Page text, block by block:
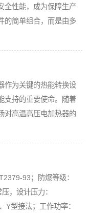
全性能，成为保障生产
的简单组合，而是由多
作为关键的热能转换设
支持的重要使命。随着
对高温高压电加热器的
93；防爆等级：
，设计压力：
Y型接法；工作功率：